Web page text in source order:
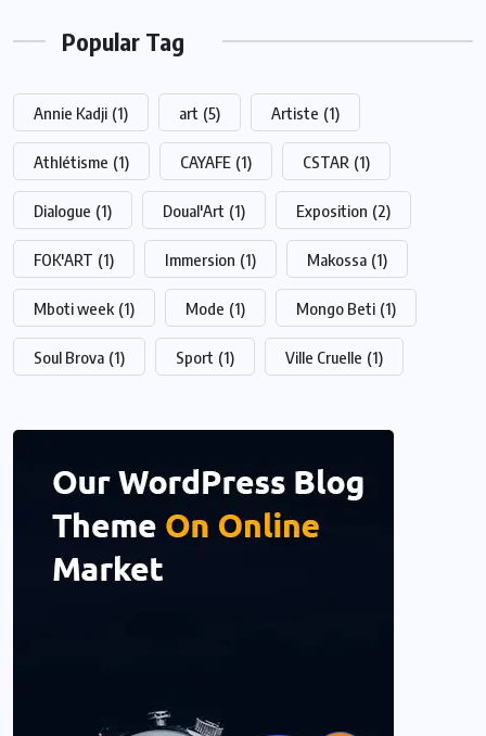
Popular Tag
Annie Kadji (1) art (5) Artiste (1)
Athlétisme (1) CAYAFE (1) CSTAR (1)
Dialogue (1) Doual'Art (1) Exposition (2)
FOK'ART (1) Immersion (1) Makossa (1)
Mboti week (1) Mode (1) Mongo Beti (1)
Soul Brova (1) Sport (1) Ville Cruelle (1)